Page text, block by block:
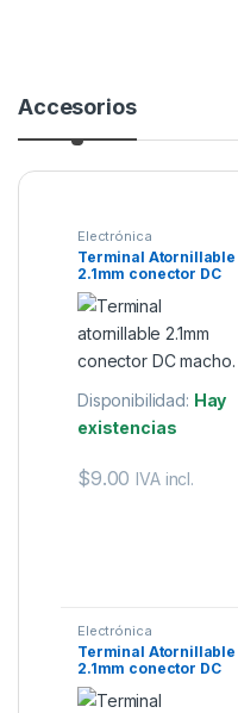
Accesorios
Electrónica
Terminal Atornillable
2.1mm conector DC
macho
Disponibilidad: Hay
existencias
$9.00 IVA incl.
Electrónica
Terminal Atornillable
2.1mm conector DC
hembra